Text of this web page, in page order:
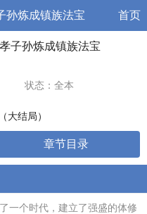
孙炼成镇族法宝 首页
子孙炼成镇族法宝
状态：全本
大结局）
章节目录
一个时代，建立了强盛的体修